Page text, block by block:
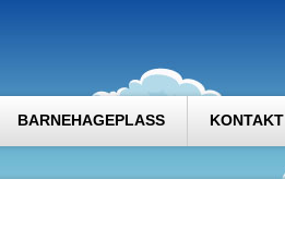
BARNEHAGEPLASS KONTAKT